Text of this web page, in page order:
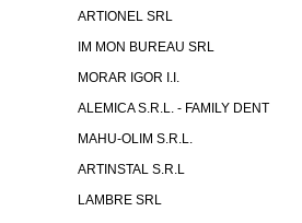
ARTIONEL SRL
IM MON BUREAU SRL
MORAR IGOR I.I.
ALEMICA S.R.L. - FAMILY DENT
MAHU-OLIM S.R.L.
ARTINSTAL S.R.L
LAMBRE SRL